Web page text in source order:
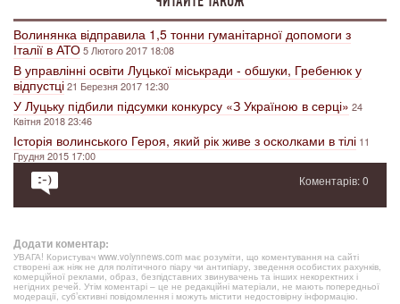
Волинянка відправила 1,5 тонни гуманітарної допомоги з
Італії в АТО5 Лютого 2017 18:08
В управлінні освіти Луцької міськради - обшуки, Гребенюк у
відпустці21 Березня 2017 12:30
У Луцьку підбили підсумки конкурсу «З Україною в серці» 24
Квітня 2018 23:46
Історія волинського Героя, який рік живе з осколками в тілі 11
Грудня 2015 17:00
Коментарів: 0
Додати коментар:
УВАГА! Користувач www.volynnews.com має розуміти, що коментування на сайті
створені аж ніяк не для політичного піару чи антипіару, зведення особистих рахунків,
комерційної реклами, образ, безпідставних звинувачень та інших некоректних і
негідних речей. Утім коментарі – це не редакційні матеріали, не мають попередньої
модерації, суб’єктивні повідомлення і можуть містити недостовірну інформацію.